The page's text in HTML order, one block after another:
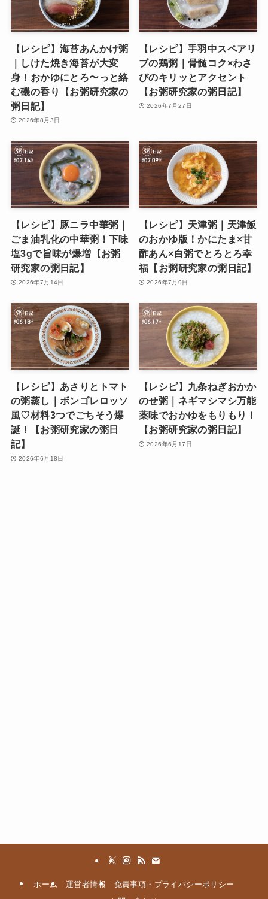
【レシピ】海苔あんかけ粥
｜しけた焼き海苔が大変
身！おかゆにとろ〜っと絡
む磯の香り【お粥研究家の
粥日記】
2026年8月3日
【レシピ】手羽中スペアリ
ブの鶏粥｜骨髄コク×わさ
びのキリッとアクセント
【お粥研究家の粥日記】
2026年7月27日
【レシピ】豚ニラ中華粥｜
ごま油乳化の中華粥！下味
塩3gで旨味が爆増【お粥
研究家の粥日記】
2026年7月14日
【レシピ】天津粥｜天津飯
のおかゆ版！かにたま×甘
酢あん×白粥でとろとろ幸
福【お粥研究家の粥日記】
2026年7月9日
【レシピ】あさりとトマト
の粥蒸し｜ボンゴレロッソ
風♡材料3つでごちそう爆
誕！【お粥研究家の粥日
記】
2026年6月18日
【レシピ】九条ねぎおかか
のせ粥｜ネギマシマシ万能
薬味でおかゆをもりもり！
【お粥研究家の粥日記】
2026年6月17日
ホーム 運営者情報
免責事項・プライバシーポリシー